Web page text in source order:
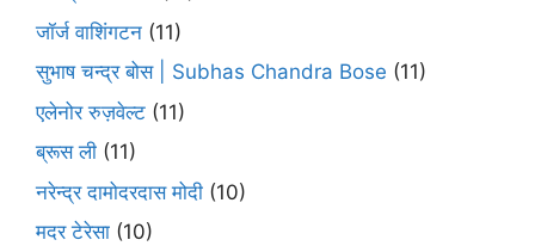
जॉर्ज वाशिंगटन (11)
सुभाष चन्द्र बोस | Subhas Chandra Bose (11)
एलेनोर रुज़वेल्ट (11)
ब्रूस ली (11)
नरेन्द्र दामोदरदास मोदी (10)
मदर टेरेसा (10)